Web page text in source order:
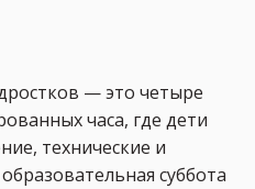
— это четыре
часа, где дети
технические и
суббота